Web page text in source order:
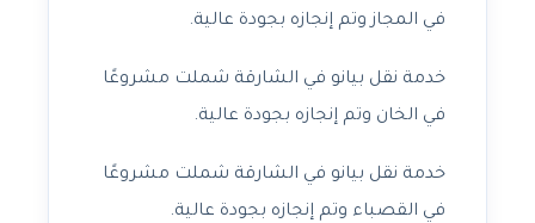
في المجاز وتم إنجازه بجودة عالية.
خدمة نقل بيانو في الشارقة شملت مشروعًا
في الخان وتم إنجازه بجودة عالية.
خدمة نقل بيانو في الشارقة شملت مشروعًا
في القصباء وتم إنجازه بجودة عالية.